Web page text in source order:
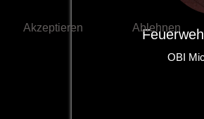
OBI
Akzeptieren
Ablehnen